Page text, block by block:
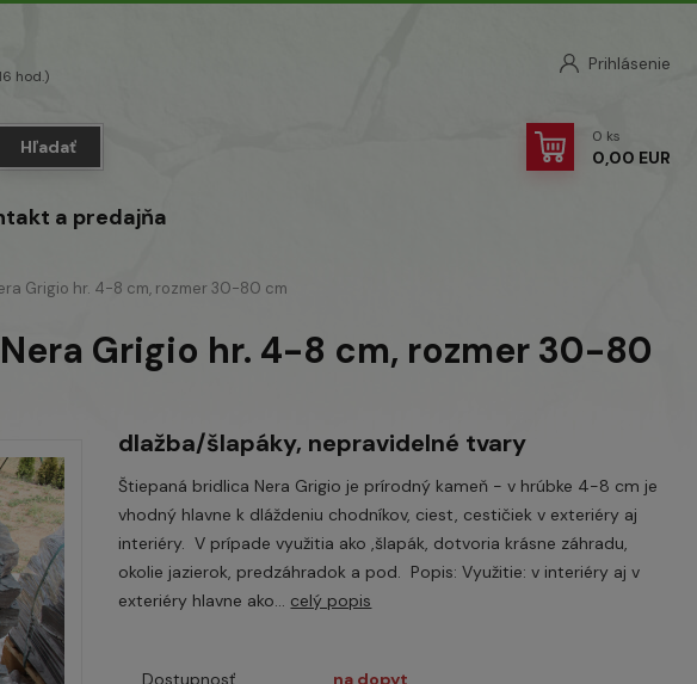
a predajňa
Prihlásenie
Hľadať
hod.)
0 ks
0,00 EUR
Grigio hr. 4-8 cm, rozmer 30-80 cm
Grigio hr. 4-8 cm, rozmer 30-80
dlažba/šlapáky, nepravidelné tvary
Štiepaná bridlica Nera Grigio je prírodný kameň - v hrúbke 4-8 cm je
vhodný hlavne k dláždeniu chodníkov, ciest, cestičiek v exteriéry aj
interiéry. V prípade využitia ako ,šlapák, dotvoria krásne záhradu,
okolie jazierok, predzáhradok a pod. Popis: Využitie: v interiéry aj v
exteriéry hlavne ako... celý popis
Dostupnosť
na dopyt